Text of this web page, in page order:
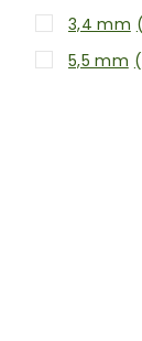
3,4 mm
5,5 mm